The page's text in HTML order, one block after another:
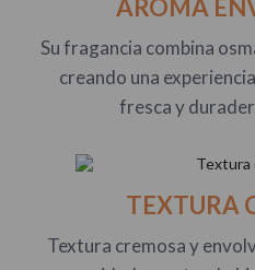
AROMA
Su fragancia combina
creando una
fresca y
TEXTURA
Textura cremosa y